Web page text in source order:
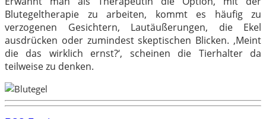
Blutegeltherapie zu arbeiten, kommt es häufig zu
verzogenen Gesichtern, Lautäußerungen, die Ekel
ausdrücken oder zumindest skeptischen Blicken. ‚Meint
die das wirklich ernst?‘, scheinen die Tierhalter da
teilweise zu denken.